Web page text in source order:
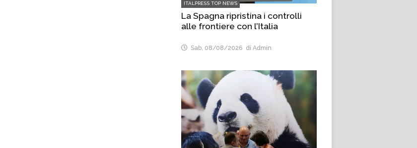
ITALPRESS TOP NEWS
La Spagna ripristina i controlli
alle frontiere con l’Italia
Sab, 08/08/2026 di Admin